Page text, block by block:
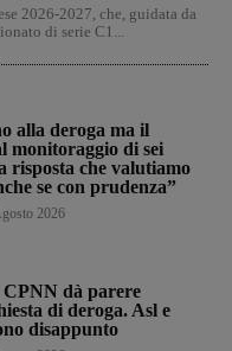
2026-2027, che, guidata da
di serie C1...
alla deroga ma il
monitoraggio di sei
risposta che valutiamo
se con prudenza”
2026
dà parere
di deroga. Asl e
disappunto